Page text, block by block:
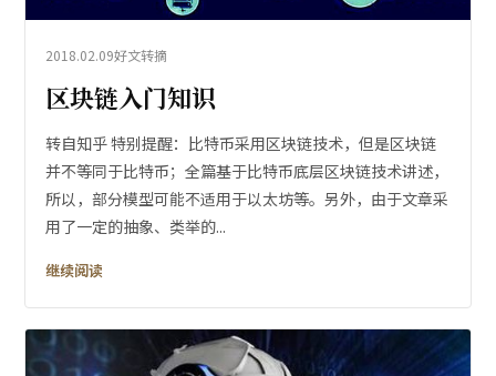
2018.02.09好文转摘
区块链入门知识
转自知乎 特别提醒：比特币采用区块链技术，但是区块链
并不等同于比特币；全篇基于比特币底层区块链技术讲述，
所以，部分模型可能不适用于以太坊等。另外，由于文章采
用了一定的抽象、类举的...
继续阅读